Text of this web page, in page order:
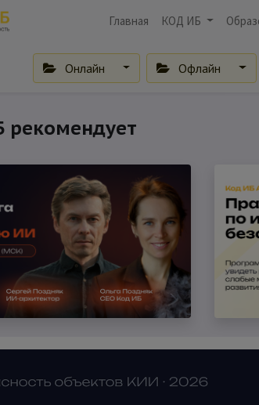
Главная КОД ИБ
Онлайн Офлайн
рекомендует